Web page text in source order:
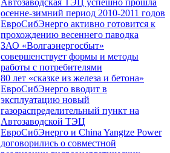
Автозаводская ТЭЦ успешно прошла
осенне-зимний период 2010-2011 годов
ЕвроСибЭнерго активно готовится к
прохождению весеннего паводка
ЗАО «Волгаэнергосбыт»
совершенствует формы и методы
работы с потребителями
80 лет «сказке из железа и бетона»
ЕвроСибЭнерго вводит в
эксплуатацию новый
газораспределительный пункт на
Автозаводской ТЭЦ
ЕвроСибЭнерго и China Yangtze Power
договорились о совместной